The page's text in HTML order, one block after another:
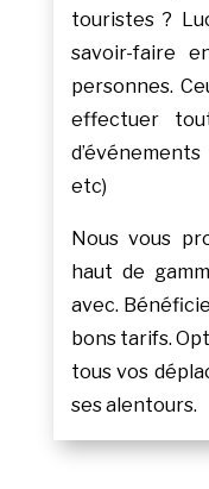
touristes ?
savoir-faire
personnes.
effectuer
etc)
Nous vous
haut de
avec.
bons tarifs.
tous vos
ses alentours.